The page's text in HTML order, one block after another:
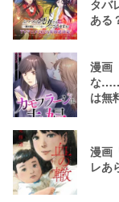
タバ
ある
漫画
な……
は無
漫画
レあ